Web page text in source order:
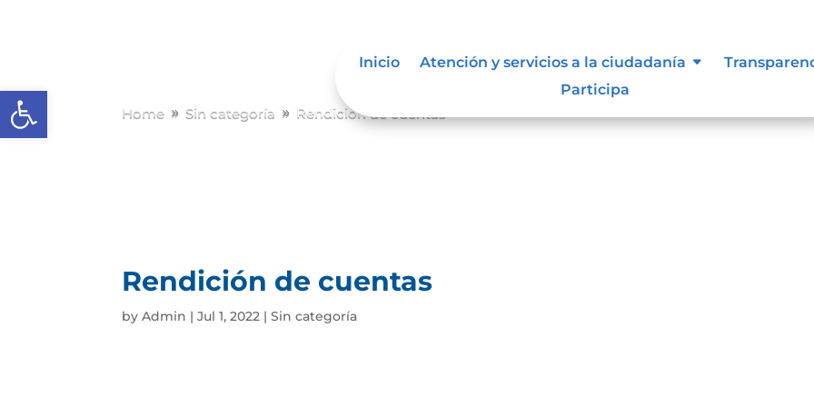
Abrir barra de herramientas
Inicio Atención y servicios a la ciudadanía
Participa
Home 9 Sin categoría 9 Rendición de cuentas
Rendición de cuentas
byAdmin |Jul 1, 2022 |Sin categoría